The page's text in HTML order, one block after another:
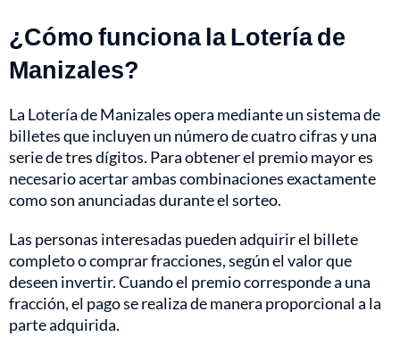
¿Cómo funciona la Lotería de
Manizales?
La Lotería de Manizales opera mediante un sistema de
billetes que incluyen un número de cuatro cifras y una
serie de tres dígitos. Para obtener el premio mayor es
necesario acertar ambas combinaciones exactamente
como son anunciadas durante el sorteo.
Las personas interesadas pueden adquirir el billete
completo o comprar fracciones, según el valor que
deseen invertir. Cuando el premio corresponde a una
fracción, el pago se realiza de manera proporcional a la
parte adquirida.